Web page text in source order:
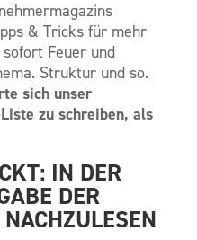
& Tricks für mehr
Feuer und
Struktur und so.
sich unser
zu schreiben, als
IN DER
DER